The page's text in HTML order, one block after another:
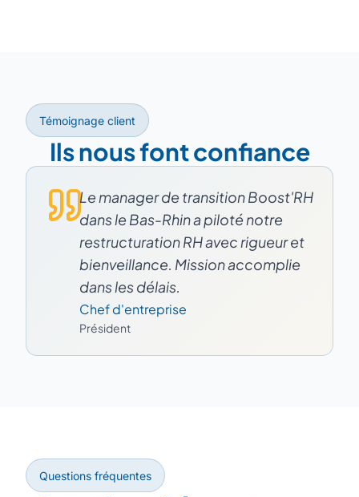
Témoignage client
Ils nous font confiance
Le manager de transition Boost'RH
dans le Bas-Rhin a piloté notre
restructuration RH avec rigueur et
bienveillance. Mission accomplie
dans les délais.
Chef d'entreprise
Président
Questions fréquentes